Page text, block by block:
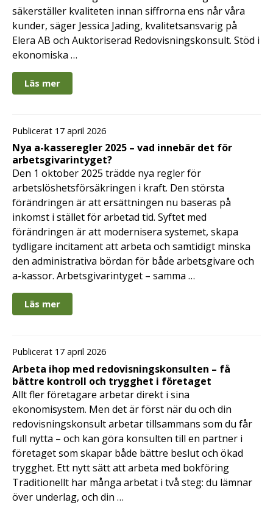
säkerställer kvaliteten innan siffrorna ens når våra
kunder, säger Jessica Jading, kvalitetsansvarig på
Elera AB och Auktoriserad Redovisningskonsult. Stöd i
ekonomiska …
Läs mer
Publicerat 17 april 2026
Nya a-kasseregler 2025 – vad innebär det för
arbetsgivarintyget?
Den 1 oktober 2025 trädde nya regler för
arbetslöshetsförsäkringen i kraft. Den största
förändringen är att ersättningen nu baseras på
inkomst i stället för arbetad tid. Syftet med
förändringen är att modernisera systemet, skapa
tydligare incitament att arbeta och samtidigt minska
den administrativa bördan för både arbetsgivare och
a-kassor. Arbetsgivarintyget – samma …
Läs mer
Publicerat 17 april 2026
Arbeta ihop med redovisningskonsulten – få
bättre kontroll och trygghet i företaget
Allt fler företagare arbetar direkt i sina
ekonomisystem. Men det är först när du och din
redovisningskonsult arbetar tillsammans som du får
full nytta – och kan göra konsulten till en partner i
företaget som skapar både bättre beslut och ökad
trygghet. Ett nytt sätt att arbeta med bokföring
Traditionellt har många arbetat i två steg: du lämnar
över underlag, och din …